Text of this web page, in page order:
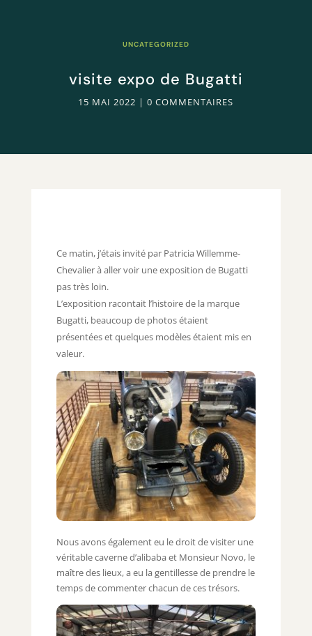
UNCATEGORIZED
visite expo de Bugatti
15 MAI 2022 |0 COMMENTAIRES
Ce matin, j’étais invité par Patricia Willemme-
Chevalier à aller voir une exposition de Bugatti
pas très loin.
L’exposition racontait l’histoire de la marque
Bugatti, beaucoup de photos étaient
présentées et quelques modèles étaient mis en
valeur.
Nous avons également eu le droit de visiter une
véritable caverne d’alibaba et Monsieur Novo, le
maître des lieux, a eu la gentillesse de prendre le
temps de commenter chacun de ces trésors.